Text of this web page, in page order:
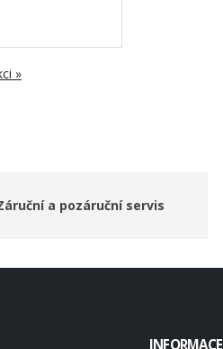
»
a pozáruční servis
INFORMACE